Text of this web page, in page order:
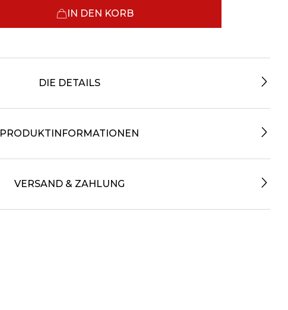
IN DEN KORB
DIE DETAILS
PRODUKTINFORMATIONEN
VERSAND & ZAHLUNG